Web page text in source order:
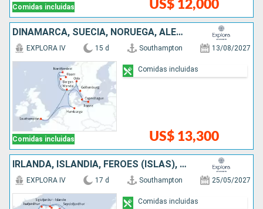
Comidas incluidas US$ 12,000
DINAMARCA, SUECIA, NORUEGA, ALEMANIA, REINO UNIDO
Comidas incluidas
EXPLORA IV 15 d Southampton 13/08/2027
US$ 13,300
Comidas incluidas
IRLANDA, ISLANDIA, FÉROES (ISLAS), REINO UNIDO
EXPLORA IV 17 d Southampton 25/05/2027
Comidas incluidas